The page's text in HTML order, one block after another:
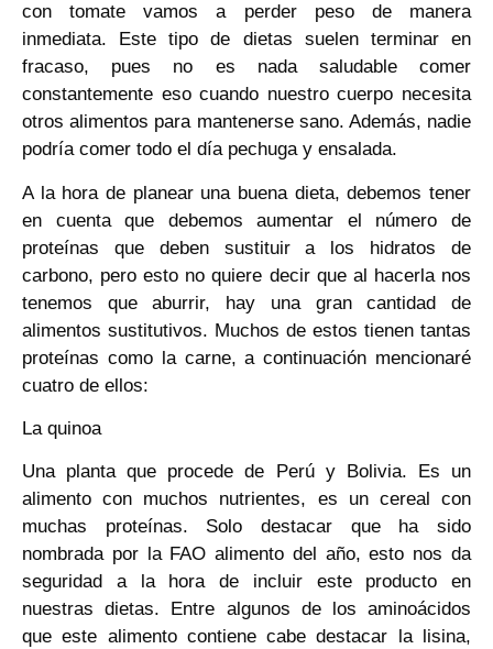
con tomate vamos a perder peso de manera
inmediata. Este tipo de dietas suelen terminar en
fracaso, pues no es nada saludable comer
constantemente eso cuando nuestro cuerpo necesita
otros alimentos para mantenerse sano. Además, nadie
podría comer todo el día pechuga y ensalada.
A la hora de planear una buena dieta, debemos tener
en cuenta que debemos aumentar el número de
proteínas que deben sustituir a los hidratos de
carbono, pero esto no quiere decir que al hacerla nos
tenemos que aburrir, hay una gran cantidad de
alimentos sustitutivos. Muchos de estos tienen tantas
proteínas como la carne, a continuación mencionaré
cuatro de ellos:
La quinoa
Una planta que procede de Perú y Bolivia. Es un
alimento con muchos nutrientes, es un cereal con
muchas proteínas. Solo destacar que ha sido
nombrada por la FAO alimento del año, esto nos da
seguridad a la hora de incluir este producto en
nuestras dietas. Entre algunos de los aminoácidos
que este alimento contiene cabe destacar la lisina,